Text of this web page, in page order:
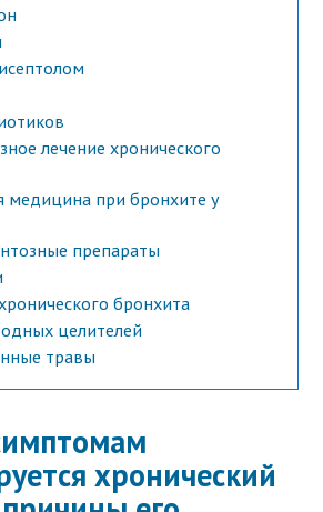
лечение хронического
медицина при бронхите у
препараты
бронхита
целителей
травы
хронический